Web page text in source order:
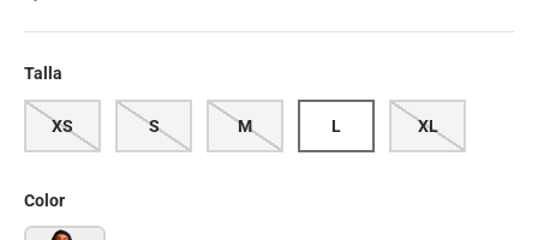
Talla
XS S M L XL
Color